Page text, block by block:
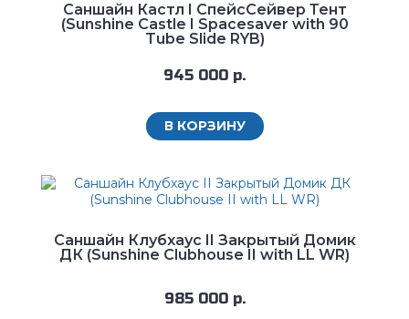
Саншайн Кастл I СпейсСейвер Тент
(Sunshine Castle I Spacesaver with 90
Tube Slide RYB)
945 000 р.
В КОРЗИНУ
Саншайн Клубхаус II Закрытый Домик
ДК (Sunshine Clubhouse II with LL WR)
985 000 р.